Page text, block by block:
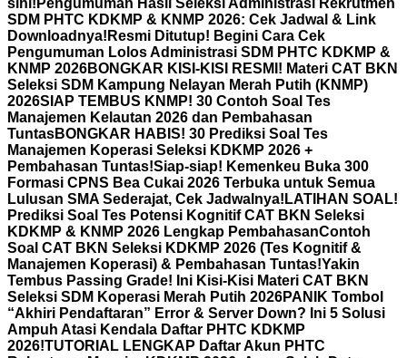
sini! Pengumuman Hasil Seleksi Administrasi Rekrutmen
SDM PHTC KDKMP & KNMP 2026: Cek Jadwal & Link
Downloadnya! Resmi Ditutup! Begini Cara Cek
Pengumuman Lolos Administrasi SDM PHTC KDKMP &
KNMP 2026BONGKAR KISI-KISI RESMI! Materi CAT BKN
Seleksi SDM Kampung Nelayan Merah Putih (KNMP)
2026SIAP TEMBUS KNMP! 30 Contoh Soal Tes
Manajemen Kelautan 2026 dan Pembahasan
TuntasBONGKAR HABIS! 30 Prediksi Soal Tes
Manajemen Koperasi Seleksi KDKMP 2026 +
Pembahasan Tuntas!Siap-siap! Kemenkeu Buka 300
Formasi CPNS Bea Cukai 2026 Terbuka untuk Semua
Lulusan SMA Sederajat, Cek Jadwalnya! LATIHAN SOAL!
Prediksi Soal Tes Potensi Kognitif CAT BKN Seleksi
KDKMP & KNMP 2026 Lengkap PembahasanContoh
Soal CAT BKN Seleksi KDKMP 2026 (Tes Kognitif &
Manajemen Koperasi) & Pembahasan Tuntas!Yakin
Tembus Passing Grade! Ini Kisi-Kisi Materi CAT BKN
Seleksi SDM Koperasi Merah Putih 2026PANIK Tombol
“Akhiri Pendaftaran” Error & Server Down? Ini 5 Solusi
Ampuh Atasi Kendala Daftar PHTC KDKMP
2026!TUTORIAL LENGKAP Daftar Akun PHTC